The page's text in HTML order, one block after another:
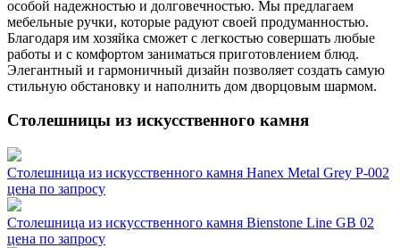
особой надежностью и долговечностью. Мы предлагаем
мебельные ручки, которые радуют своей продуманностью.
Благодаря им хозяйка сможет с легкостью совершать любые
работы и с комфортом заниматься приготовлением блюд.
Элегантный и гармоничный дизайн позволяет создать самую
стильную обстановку и наполнить дом дворцовым шармом.
Столешницы из искусственного камня
Столешница из искусственного камня Hanex Metal Grey P-002
цена по запросу
Столешница из искусственного камня Bienstone Line GB 02
цена по запросу